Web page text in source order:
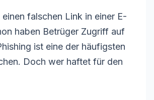
falschen Link in einer E-
haben Betrüger Zugriff auf
ist eine der häufigsten
Doch wer haftet für den